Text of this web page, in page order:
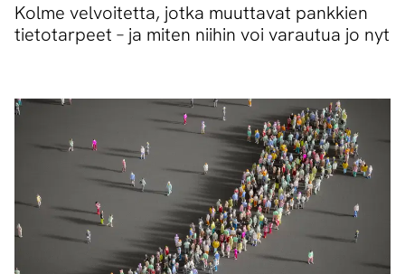
Kolme velvoitetta, jotka muuttavat pankkien
tietotarpeet – ja miten niihin voi varautua jo nyt